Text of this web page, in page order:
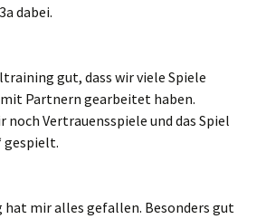
dabei.
gut, dass wir viele Spiele
Partnern gearbeitet haben.
noch Vertrauensspiele und das Spiel
gespielt.
mir alles gefallen. Besonders gut